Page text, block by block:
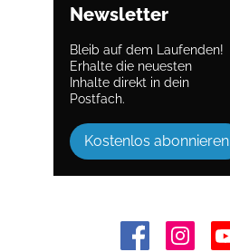
Newsletter
Bleib auf dem Laufenden!
Erhalte die neuesten
Inhalte direkt in dein
Postfach.
Kostenlos abonnieren